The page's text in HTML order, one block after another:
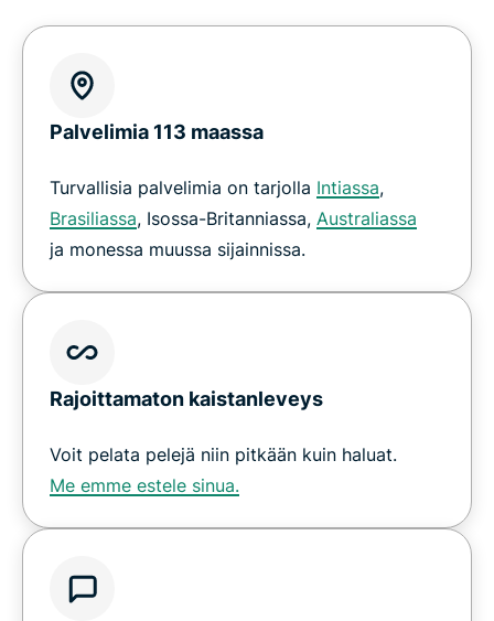
Palvelimia 113 maassa
Turvallisia palvelimia on tarjolla Intiassa,
Brasiliassa, Isossa-Britanniassa, Australiassa
ja monessa muussa sijainnissa.
Rajoittamaton kaistanleveys
Voit pelata pelejä niin pitkään kuin haluat.
Me emme estele sinua.